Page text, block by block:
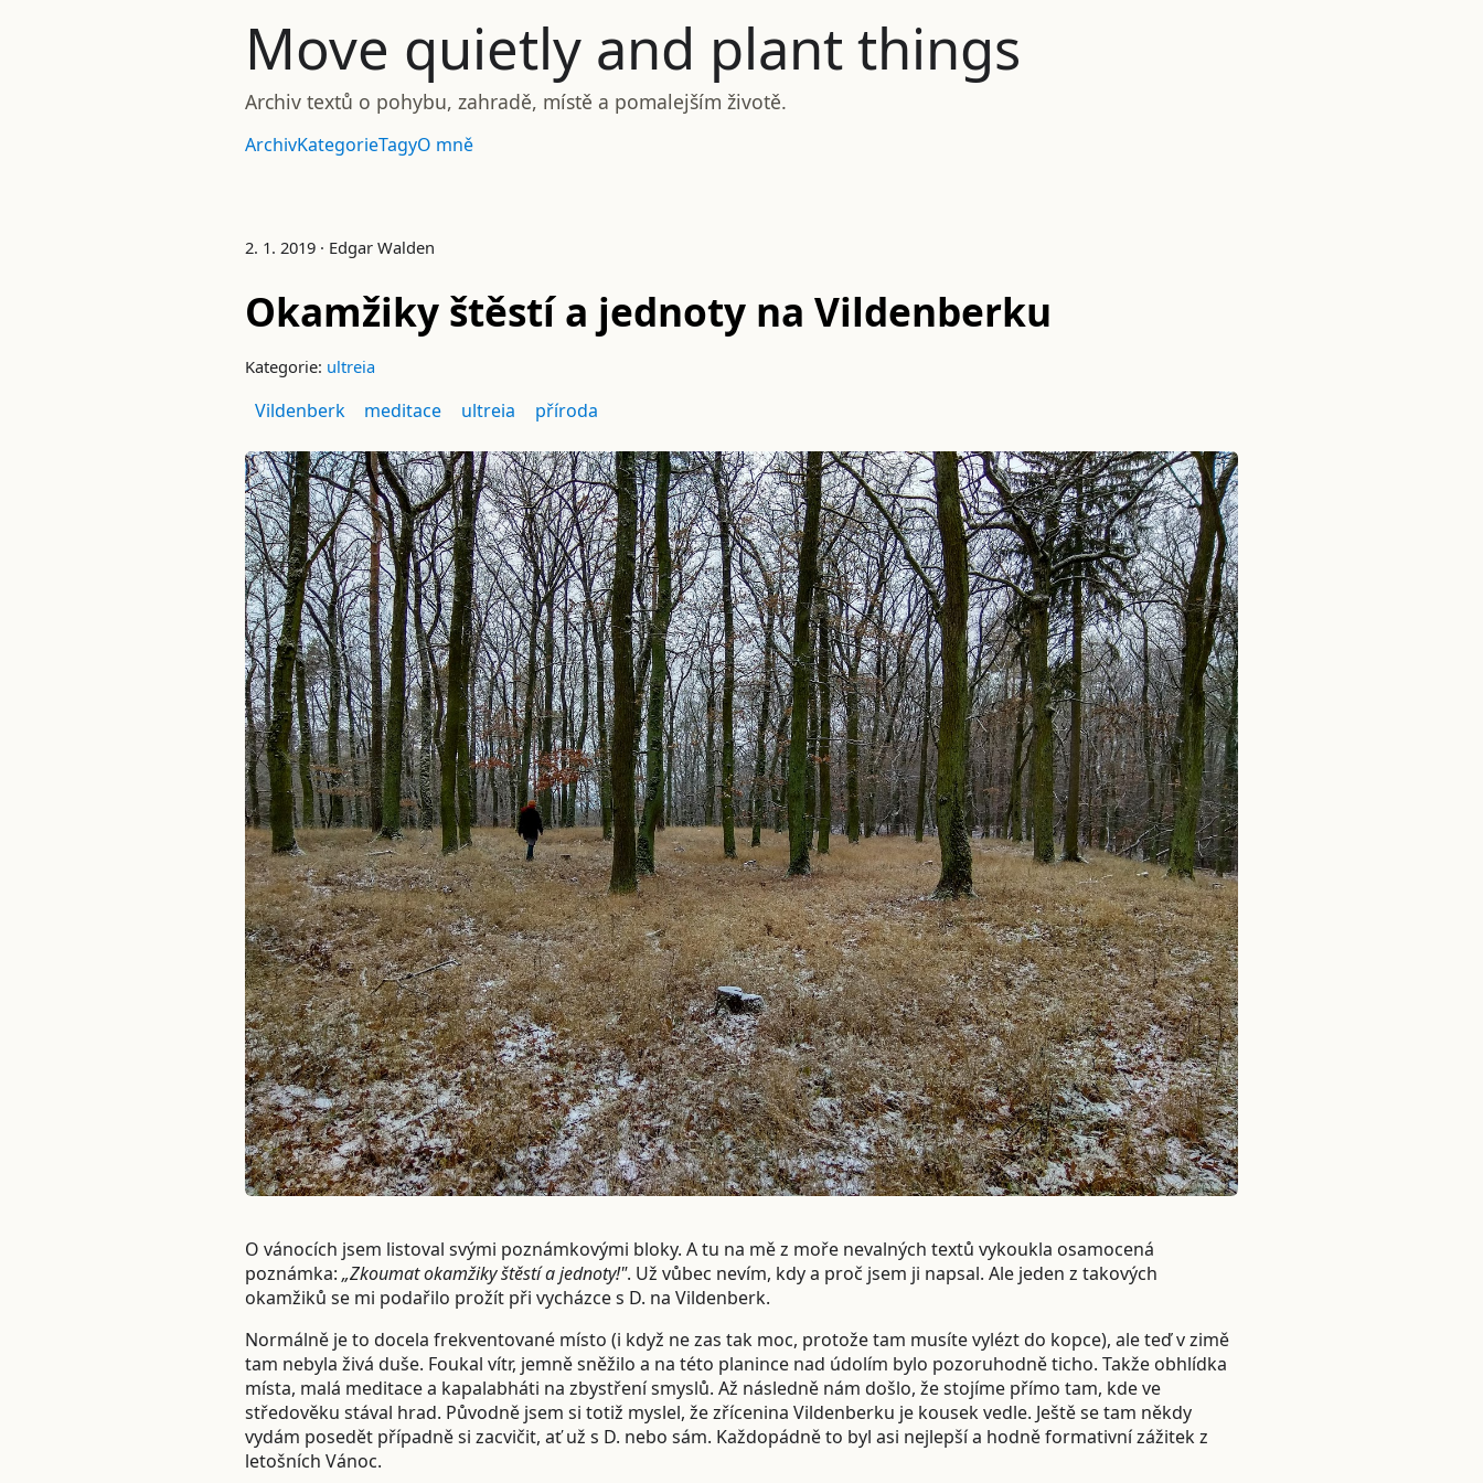
Move quietly and plant things
Archiv textů o pohybu, zahradě, místě a pomalejším životě.
ArchivKategorieTagyO mně
2. 1. 2019 · Edgar Walden
Okamžiky štěstí a jednoty na Vildenberku
Kategorie: ultreia
Vildenberk meditace ultreia příroda
O vánocích jsem listoval svými poznámkovými bloky. A tu na mě z moře nevalných textů vykoukla osamocená
poznámka:„Zkoumat okamžiky štěstí a jednoty!". Už vůbec nevím, kdy a proč jsem ji napsal. Ale jeden z takových
okamžiků se mi podařilo prožít při vycházce s D. na Vildenberk.
Normálně je to docela frekventované místo (i když ne zas tak moc, protože tam musíte vylézt do kopce), ale teď v zimě
tam nebyla živá duše. Foukal vítr, jemně sněžilo a na této planince nad údolím bylo pozoruhodně ticho. Takže obhlídka
místa, malá meditace a kapalabháti na zbystření smyslů. Až následně nám došlo, že stojíme přímo tam, kde ve
středověku stával hrad. Původně jsem si totiž myslel, že zřícenina Vildenberku je kousek vedle. Ještě se tam někdy
vydám posedět případně si zacvičit, ať už s D. nebo sám. Každopádně to byl asi nejlepší a hodně formativní zážitek z
letošních Vánoc.